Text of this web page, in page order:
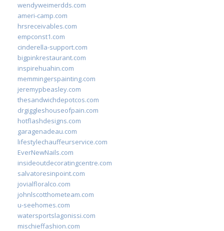
wendyweimerdds.com
ameri-camp.com
hrsreceivables.com
empconst1.com
cinderella-support.com
bigpinkrestaurant.com
inspirehuahin.com
memmingerspainting.com
jeremypbeasley.com
thesandwichdepotcos.com
drgiggleshouseofpain.com
hotflashdesigns.com
garagenadeau.com
lifestylechauffeurservice.com
EverNewNails.com
insideoutdecoratingcentre.com
salvatoresinpoint.com
jovialfloralco.com
johnlscotthometeam.com
u-seehomes.com
watersportslagonissi.com
mischieffashion.com